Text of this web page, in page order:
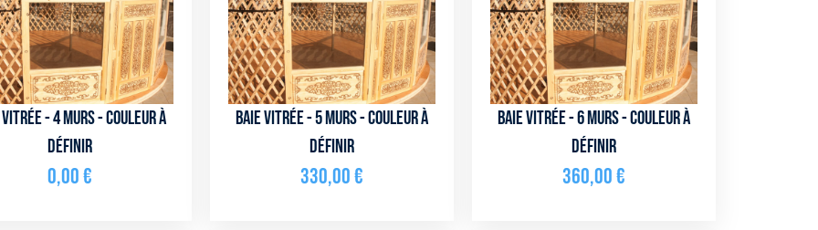
vitrée - 4 murs - couleur à
définir
0,00€
Baie vitrée - 5 murs - couleur à
définir
330,00€
Baie vitrée - 6 murs - couleur à
définir
360,00€